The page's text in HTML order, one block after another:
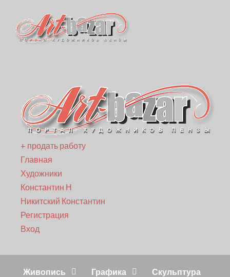
+ продать работу
Главная
Художники
Константин Н
Никитский Константин
Регистрация
Вход
Живопись Графика Скульптура